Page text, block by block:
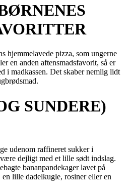
hjemmelavede pizza, som ungerne
en anden aftensmadsfavorit, så er
i madkassen. Det skaber nemlig lidt
SUNDERE)
udenom raffineret sukker i
dejligt med et lille sødt indslag.
bananpandekager lavet på
lille dadelkugle, rosiner eller en